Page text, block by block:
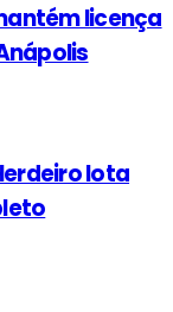
licença
lota